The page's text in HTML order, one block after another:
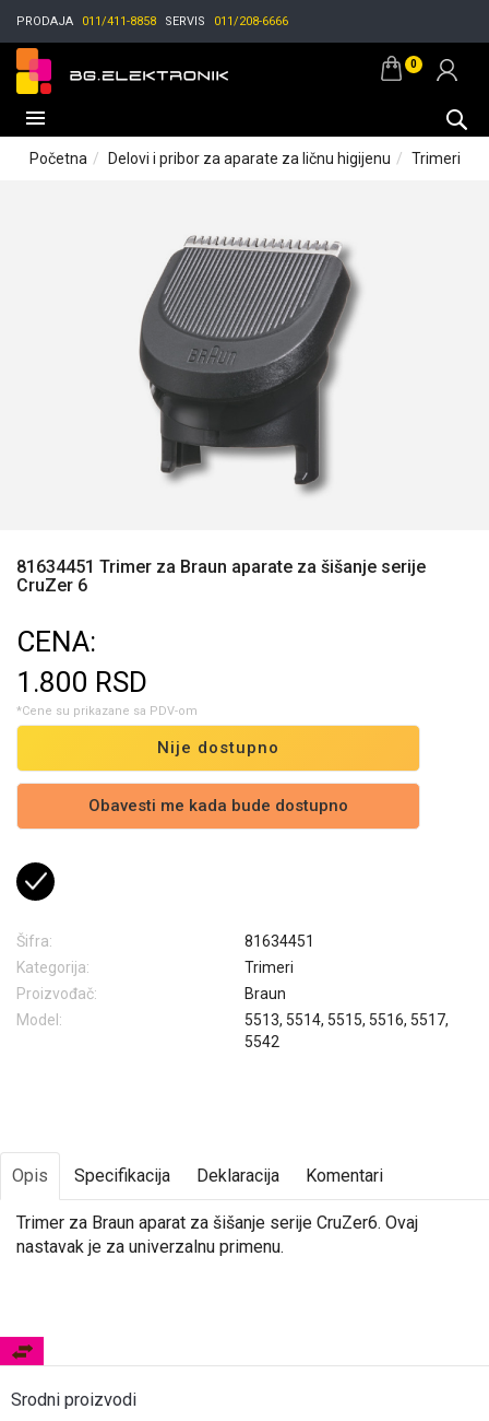
PRODAJA 011/411-8858 SERVIS 011/208-6666
0
Početna Delovi i pribor za aparate za ličnu higijenu Trimeri
81634451 Trimer za Braun aparate za šišanje serije
CruZer 6
CENA:
1.800 RSD
*Cene su prikazane sa PDV-om
Nije dostupno
Obavesti me kada bude dostupno
Šifra:
81634451
Kategorija:
Trimeri
Proizvođač:
Braun
Model:
5513, 5514, 5515, 5516, 5517,
5542
Opis Specifikacija Deklaracija Komentari
Trimer za Braun aparat za šišanje serije CruZer6. Ovaj
nastavak je za univerzalnu primenu.
Srodni proizvodi